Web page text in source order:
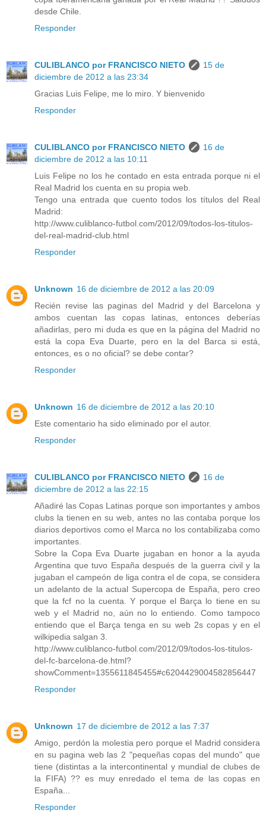
desde Chile.
Responder
CULIBLANCO por FRANCISCO NIETO
15 de
diciembre de 2012 a las 23:34
Gracias Luis Felipe, me lo miro. Y bienvenido
Responder
CULIBLANCO por FRANCISCO NIETO
16 de
diciembre de 2012 a las 10:11
Luis Felipe no los he contado en esta entrada porque ni el
Real Madrid los cuenta en su propia web.
Tengo una entrada que cuento todos los títulos del Real
Madrid:
http://www.culiblanco-futbol.com/2012/09/todos-los-titulos-
del-real-madrid-club.html
Responder
Unknown 16 de diciembre de 2012 a las 20:09
Recién revise las paginas del Madrid y del Barcelona y
ambos cuentan las copas latinas, entonces deberías
añadirlas, pero mi duda es que en la página del Madrid no
está la copa Eva Duarte, pero en la del Barca si está,
entonces, es o no oficial? se debe contar?
Responder
Unknown 16 de diciembre de 2012 a las 20:10
Este comentario ha sido eliminado por el autor.
Responder
CULIBLANCO por FRANCISCO NIETO
16 de
diciembre de 2012 a las 22:15
Añadiré las Copas Latinas porque son importantes y ambos
clubs la tienen en su web, antes no las contaba porque los
diarios deportivos como el Marca no los contabilizaba como
importantes.
Sobre la Copa Eva Duarte jugaban en honor a la ayuda
Argentina que tuvo España después de la guerra civil y la
jugaban el campeón de liga contra el de copa, se considera
un adelanto de la actual Supercopa de España, pero creo
que la fcf no la cuenta. Y porque el Barça lo tiene en su
web y el Madrid no, aún no lo entiendo. Como tampoco
entiendo que el Barça tenga en su web 2s copas y en el
wilkipedia salgan 3.
http://www.culiblanco-futbol.com/2012/09/todos-los-titulos-
del-fc-barcelona-de.html?
showComment=1355611845455#c6204429004582856447
Responder
Unknown 17 de diciembre de 2012 a las 7:37
Amigo, perdón la molestia pero porque el Madrid considera
en su pagina web las 2 "pequeñas copas del mundo" que
tiene (distintas a la intercontinental y mundial de clubes de
la FIFA) ?? es muy enredado el tema de las copas en
España...
Responder